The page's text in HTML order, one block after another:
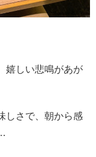
嬉しい悲鳴があが
しさで、朝から感